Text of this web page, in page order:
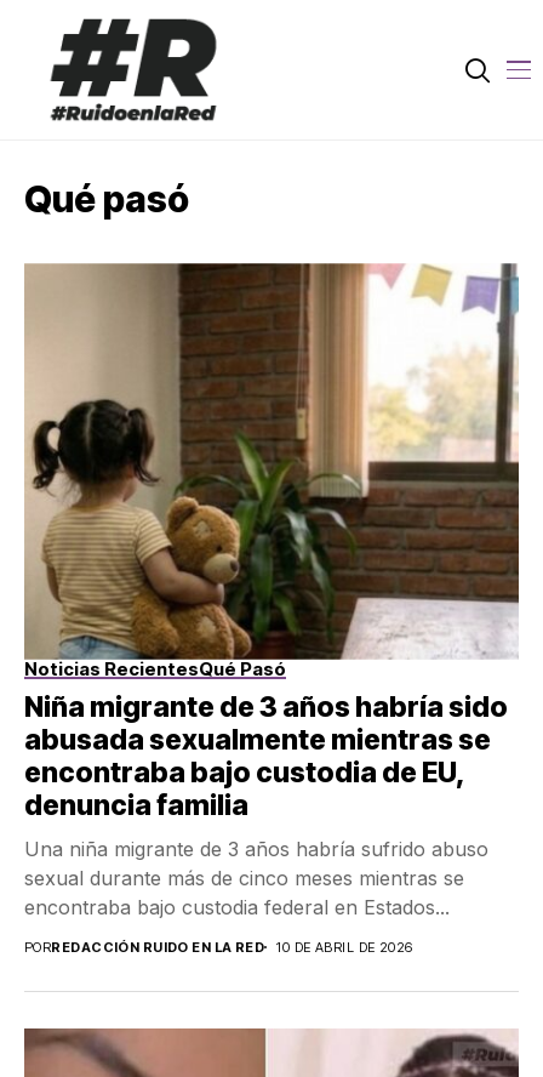
Qué pasó
Noticias RecientesQué Pasó
Niña migrante de 3 años habría sido
abusada sexualmente mientras se
encontraba bajo custodia de EU,
denuncia familia
Una niña migrante de 3 años habría sufrido abuso
sexual durante más de cinco meses mientras se
encontraba bajo custodia federal en Estados...
PORREDACCIÓN RUIDO EN LA RED 10 DE ABRIL DE 2026